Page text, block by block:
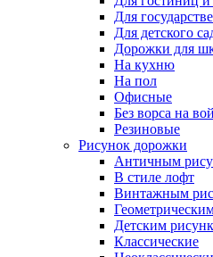
Для
Для детского
Дорожки для
На кухню
На пол
Офисные
Без ворса на
Резиновые
Рисунок дорожки
Античным
В стиле лофт
Винтажным
Детским
Классические